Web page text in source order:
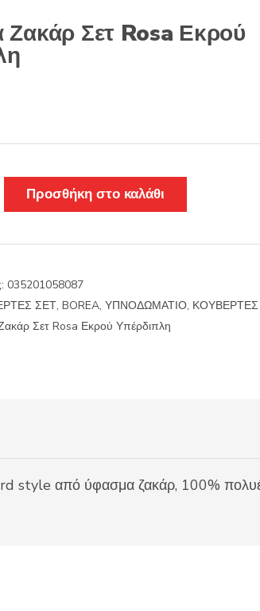
Ζακάρ Σετ Rosa Εκρού
Προσθήκη στο καλάθι
035201058087
ΣΕΤ, BOREA, ΥΠΝΟΔΩΜΑΤΙΟ, ΚΟΥΒΕΡΤΕΣ
Σετ Rosa Εκρού Υπέρδιπλη
style από ύφασμα ζακάρ, 100%